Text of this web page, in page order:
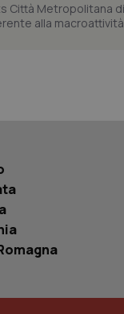
Città Metropolitana
alla__Secure-YNID